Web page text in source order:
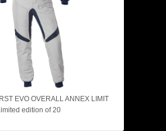
EVO OVERALL ANNEX LIMIT
edition of 20